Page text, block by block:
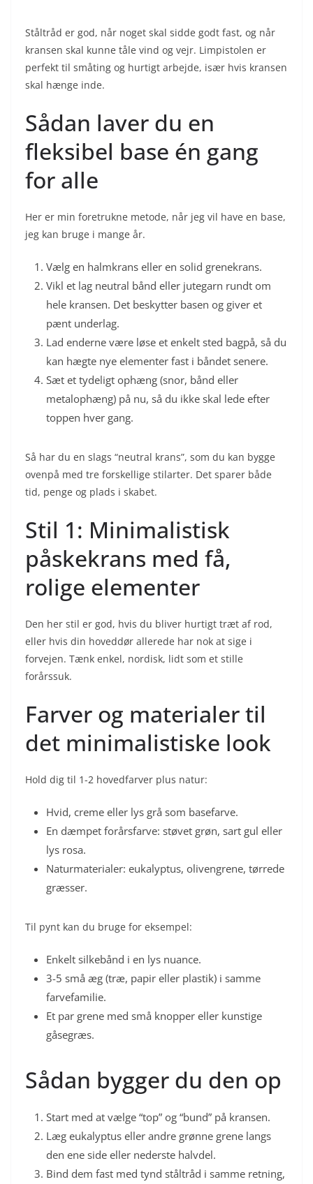
Ståltråd er god, når noget skal sidde godt fast, og når
kransen skal kunne tåle vind og vejr. Limpistolen er
perfekt til småting og hurtigt arbejde, især hvis kransen
skal hænge inde.
Sådan laver du en
fleksibel base én gang
for alle
Her er min foretrukne metode, når jeg vil have en base,
jeg kan bruge i mange år.
Vælg en halmkrans eller en solid grenekrans.
Vikl et lag neutral bånd eller jutegarn rundt om
hele kransen. Det beskytter basen og giver et
pænt underlag.
Lad enderne være løse et enkelt sted bagpå, så du
kan hægte nye elementer fast i båndet senere.
Sæt et tydeligt ophæng (snor, bånd eller
metalophæng) på nu, så du ikke skal lede efter
toppen hver gang.
Så har du en slags “neutral krans”, som du kan bygge
ovenpå med tre forskellige stilarter. Det sparer både
tid, penge og plads i skabet.
Stil 1: Minimalistisk
påskekrans med få,
rolige elementer
Den her stil er god, hvis du bliver hurtigt træt af rod,
eller hvis din hoveddør allerede har nok at sige i
forvejen. Tænk enkel, nordisk, lidt som et stille
forårssuk.
Farver og materialer til
det minimalistiske look
Hold dig til 1-2 hovedfarver plus natur:
Hvid, creme eller lys grå som basefarve.
En dæmpet forårsfarve: støvet grøn, sart gul eller
lys rosa.
Naturmaterialer: eukalyptus, olivengrene, tørrede
græsser.
Til pynt kan du bruge for eksempel:
Enkelt silkebånd i en lys nuance.
3-5 små æg (træ, papir eller plastik) i samme
farvefamilie.
Et par grene med små knopper eller kunstige
gåsegræs.
Sådan bygger du den op
Start med at vælge “top” og “bund” på kransen.
Læg eukalyptus eller andre grønne grene langs
den ene side eller nederste halvdel.
Bind dem fast med tynd ståltråd i samme retning,